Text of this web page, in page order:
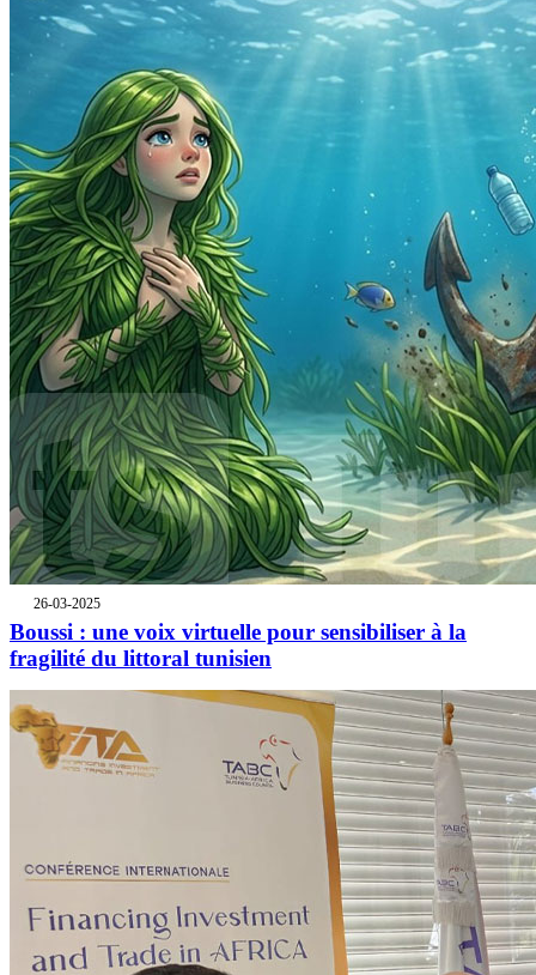
26-03-2025
Boussi : une voix virtuelle pour sensibiliser à la
fragilité du littoral tunisien